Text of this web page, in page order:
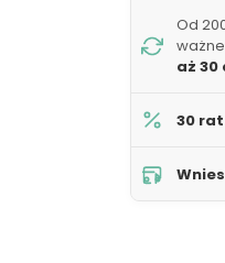
Od
aż
30 rat